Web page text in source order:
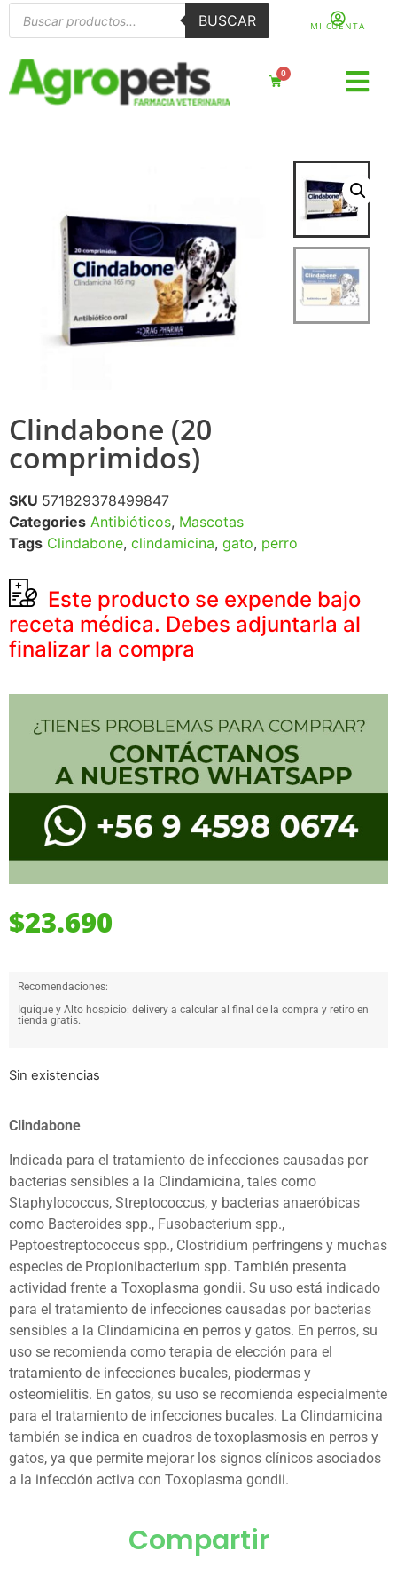
BUSCAR MI CUENTA
0
Clindabone (20
comprimidos)
SKU 571829378499847
Categories Antibióticos, Mascotas
Tags Clindabone, clindamicina, gato, perro
Este producto se expende bajo
receta médica. Debes adjuntarla al
finalizar la compra
$23.690
Recomendaciones:
Iquique y Alto hospicio: delivery a calcular al final de la compra y retiro en
tienda gratis.
Sin existencias
Clindabone
Indicada para el tratamiento de infecciones causadas por
bacterias sensibles a la Clindamicina, tales como
Staphylococcus, Streptococcus, y bacterias anaeróbicas
como Bacteroides spp., Fusobacterium spp.,
Peptoestreptococcus spp., Clostridium perfringens y muchas
especies de Propionibacterium spp. También presenta
actividad frente a Toxoplasma gondii. Su uso está indicado
para el tratamiento de infecciones causadas por bacterias
sensibles a la Clindamicina en perros y gatos. En perros, su
uso se recomienda como terapia de elección para el
tratamiento de infecciones bucales, piodermas y
osteomielitis. En gatos, su uso se recomienda especialmente
para el tratamiento de infecciones bucales. La Clindamicina
también se indica en cuadros de toxoplasmosis en perros y
gatos, ya que permite mejorar los signos clínicos asociados
a la infección activa con Toxoplasma gondii.
Compartir